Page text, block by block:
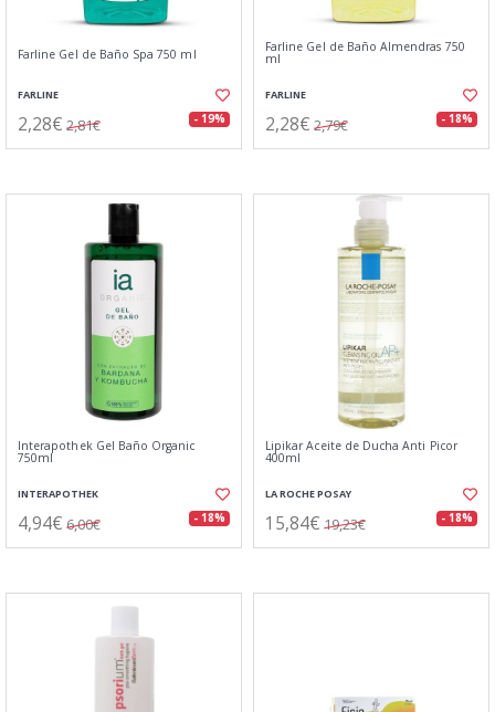
Farline Gel de Baño Spa 750 ml
FARLINE
2,28€ 2,81€ - 19%
Farline Gel de Baño Almendras 750
ml
FARLINE
2,28€ 2,79€ - 18%
Interapothek Gel Baño Organic
750ml
INTERAPOTHEK
4,94€ 6,00€ - 18%
Lipikar Aceite de Ducha Anti Picor
400ml
LA ROCHE POSAY
15,84€ 19,23€ - 18%